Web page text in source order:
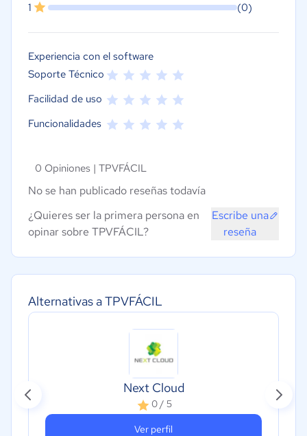
Alternativas a TPVFÁCIL
Next Cloud
0 / 5
Ver perfil
1
(0)
Experiencia con el software
Soporte Técnico
Facilidad de uso
Funcionalidades
0 Opiniones | TPVFÁCIL
No se han publicado reseñas todavía
¿Quieres ser la primera persona en
opinar sobre TPVFÁCIL?
Escribe una
reseña